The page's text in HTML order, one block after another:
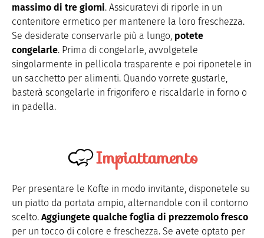
massimo di tre giorni. Assicuratevi di riporle in un
contenitore ermetico per mantenere la loro freschezza.
Se desiderate conservarle più a lungo, potete
congelarle. Prima di congelarle, avvolgetele
singolarmente in pellicola trasparente e poi riponetele in
un sacchetto per alimenti. Quando vorrete gustarle,
basterà scongelarle in frigorifero e riscaldarle in forno o
in padella.
Impiattamento
Per presentare le Kofte in modo invitante, disponetele su
un piatto da portata ampio, alternandole con il contorno
scelto. Aggiungete qualche foglia di prezzemolo fresco
per un tocco di colore e freschezza. Se avete optato per